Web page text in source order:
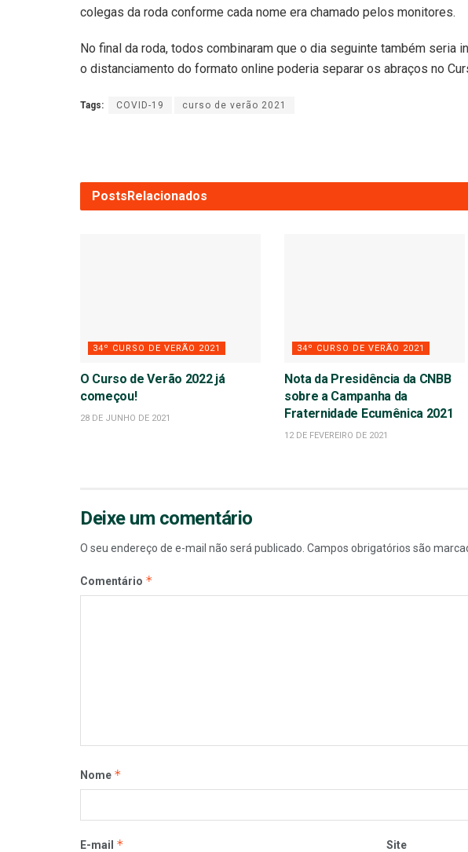
colegas da roda conforme cada nome era chamado pelos monitores.
No final da roda, todos combinaram que o dia seguinte também seria
o distanciamento do formato online poderia separar os abraços no
Tags: COVID-19 curso de verão 2021
PostsRelacionados
34º CURSO DE VERÃO 2021
O Curso de Verão 2022 já
começou!
28 DE JUNHO DE 2021
34º CURSO DE VERÃO 2021
Nota da Presidência da CNBB
sobre a Campanha da
Fraternidade Ecumênica 2021
12 DE FEVEREIRO DE 2021
Deixe um comentário
O seu endereço de e-mail não será publicado. Campos obrigatórios são
Comentário *
Nome *
E-mail * Site